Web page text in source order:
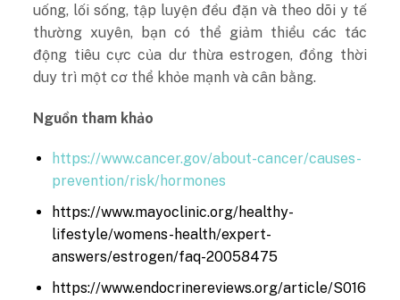
uống, lối sống, tập luyện đều đặn và theo dõi y tế
thường xuyên, bạn có thể giảm thiểu các tác
động tiêu cực của dư thừa estrogen, đồng thời
duy trì một cơ thể khỏe mạnh và cân bằng.
Nguồn tham khảo
https://www.cancer.gov/about-cancer/causes-
prevention/risk/hormones
https://www.mayoclinic.org/healthy-
lifestyle/womens-health/expert-
answers/estrogen/faq-20058475
https://www.endocrinereviews.org/article/S016